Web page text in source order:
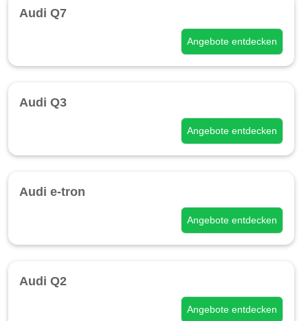
Audi Q7
Angebote entdecken
Audi Q3
Angebote entdecken
Audi e-tron
Angebote entdecken
Audi Q2
Angebote entdecken